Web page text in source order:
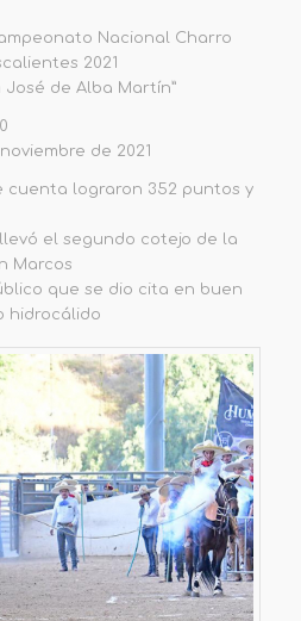
Nacional Charro
2021
José de Alba Martín”
de 2021
cuenta lograron 352 puntos y
llevó el segundo cotejo de la
Marcos
que se dio cita en buen
hidrocálido